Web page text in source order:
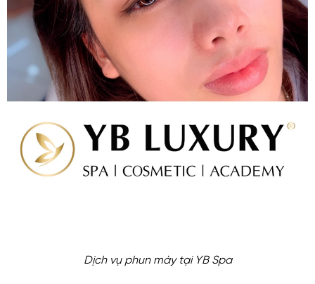
Dịch vụ phun mày tại YB Spa